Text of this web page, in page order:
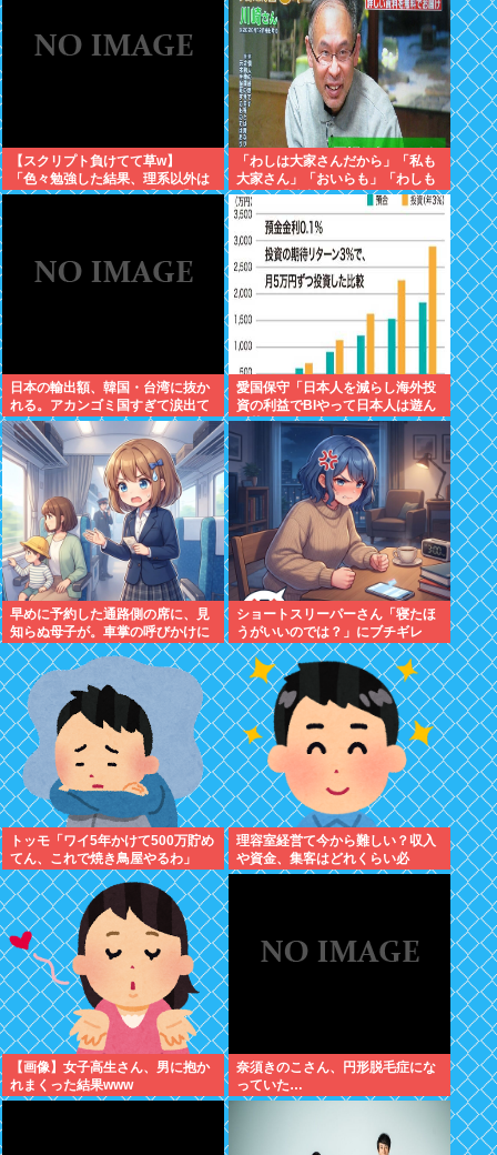
【スクリプト負けてて草w】
「色々勉強した結果、理系以外は
エラー品だと気付いた【ガチ】」
「わしは大家さんだから」「私も
大家さん」「おいらも」「わしも
じゃ」「拙者も」こんなCMに騙
された日本人
日本の輸出額、韓国・台湾に抜か
れる。アカンゴミ国すぎて涙出て
きた…
愛国保守「日本人を減らし海外投
資の利益でBIやって日本人は遊ん
で暮らすべき。移民は不要」
早めに予約した通路側の席に、見
知らぬ母子が。車掌の呼びかけに
も「目を閉じて無視」して居座ら
れました。無理やり奪われた席
は、結局“やったもん勝ち”にな
っ...
ショートスリーパーさん「寝たほ
うがいいのでは？」にブチギレ
トッモ「ワイ5年かけて500万貯め
てん、これで焼き鳥屋やるわ」
理容室経営て今から難しい？収入
や資金、集客はどれくらい必
要？？
【画像】女子高生さん、男に抱か
れまくった結果www
奈須きのこさん、円形脱毛症にな
っていた…